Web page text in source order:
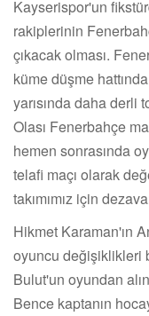
Kayserispor'un
rakiplerinin
çıkacak olması.
küme düşme
yarısında daha derli
Olası Fenerbahçe
hemen sonrasında
telafi maçı olarak
takımımız için
Hikmet Karaman'ın
oyuncu değişiklikleri
Bulut'un oyundan
Bence kaptanın